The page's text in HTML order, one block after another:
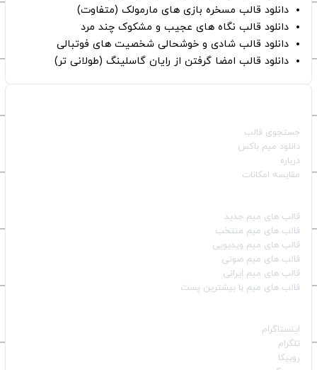
دانلود قالب مسخره بازی های مارمولک (متفاوت)
دانلود قالب نگاه های عجیب و مشکوک چند مرد
دانلود قالب شادی و خوشحالی شخصیت های فوتبالی
دانلود قالب امضا گرفتن از رایان گاسلینگ (طولانی تر)
جستجوی قالب
دانلود میم باکس
درباره
مقایسه امکانات
قالب‌ های میم جدید
قالب‌ های میم منتخب
قالب‌ های میم ویدیویی
قالب‌ های میم صوتی
قالب‌ های میم ایرانی
قالب‌ های میم با بیشترین پست
اینستاگرام
تلگرام
روبیکا